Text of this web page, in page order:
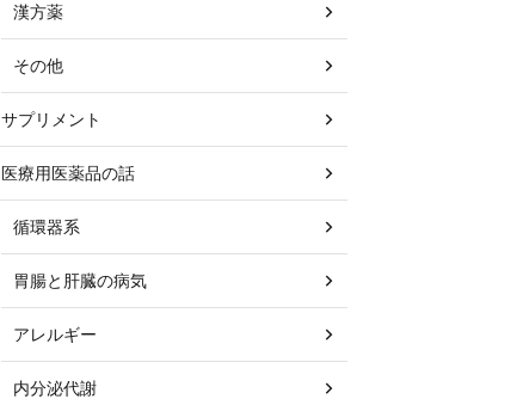
漢方薬
その他
サプリメント
医療用医薬品の話
循環器系
胃腸と肝臓の病気
アレルギー
内分泌代謝